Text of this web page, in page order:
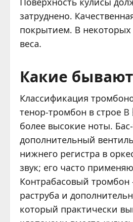
затруднено.
покрытием. В
веса.
Какие
Классификация
тенор-тромбон в строе
более высокие ноты.
дополнительный
нижнего регистра в
звук; его часто
Контрабасовый тромбон
раструба и
который практически